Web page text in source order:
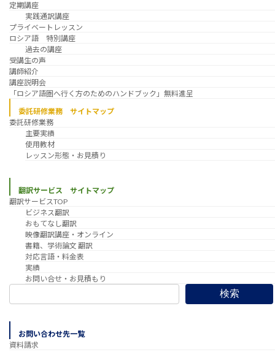
定期講座
実践通訳講座
プライベートレッスン
ロシア語 特別講座
過去の講座
受講生の声
講師紹介
講座説明会
「ロシア語圏へ行く方のためのハンドブック」無料進呈
委託研修業務 サイトマップ
委託研修業務
主要実績
使用教材
レッスン形態・お見積り
翻訳サービス サイトマップ
翻訳サービスTOP
ビジネス翻訳
おもてなし翻訳
映像翻訳講座・オンライン
書籍、学術論文 翻訳
対応言語・料金表
実績
お問い合せ・お見積もり
検索
お問い合わせ先一覧
資料請求